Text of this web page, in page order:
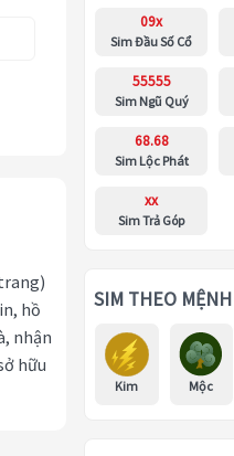
hồ
nhận
hữu
09x
Sim Đầu Số Cổ
55555
Sim Ngũ Quý
68.68
Sim Lộc Phát
xx
Sim Trả Góp
SIM THEO MỆNH
Kim Mộc